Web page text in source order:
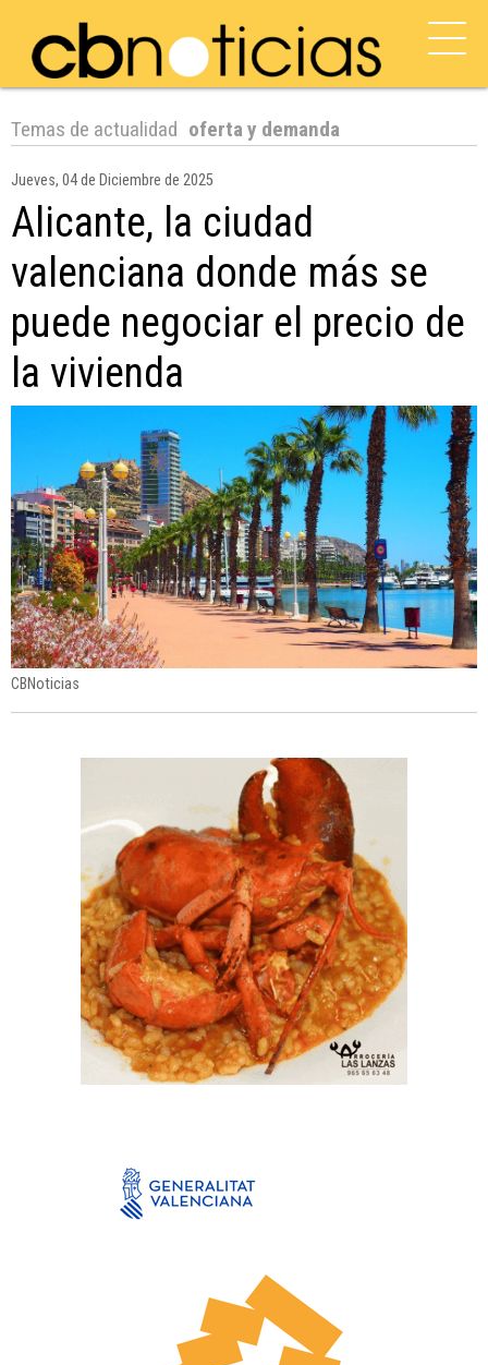
Temas de actualidad oferta y demanda
Jueves, 04 de Diciembre de 2025
Alicante, la ciudad
valenciana donde más se
puede negociar el precio de
la vivienda
CBNoticias